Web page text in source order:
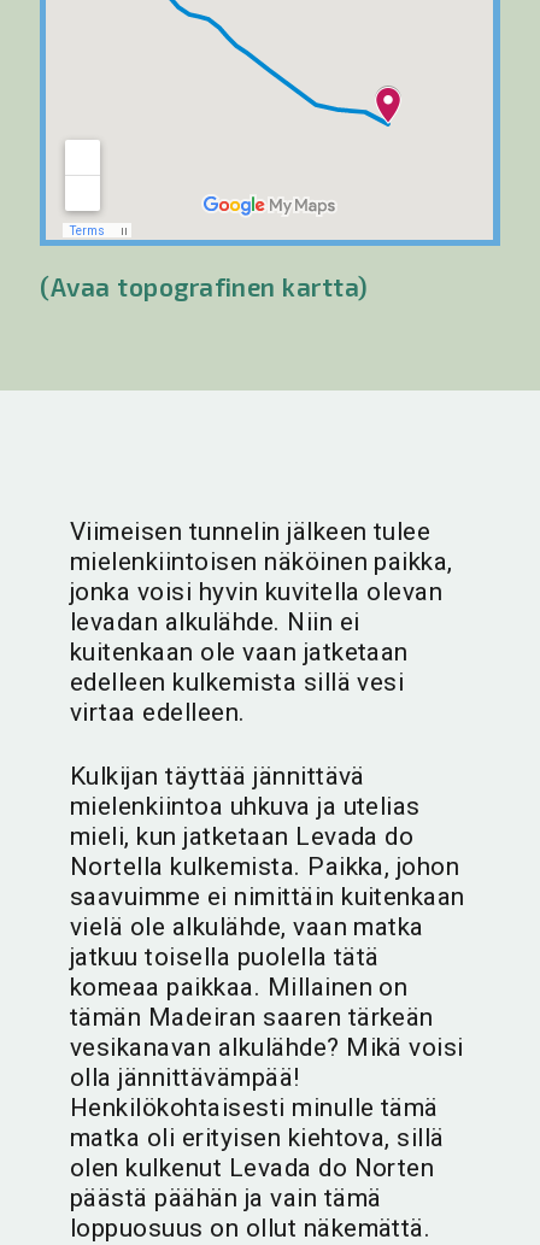
(Avaa topografinen kartta)
Viimeisen tunnelin jälkeen tulee
mielenkiintoisen näköinen paikka,
jonka voisi hyvin kuvitella olevan
levadan alkulähde. Niin ei
kuitenkaan ole vaan jatketaan
edelleen kulkemista sillä vesi
virtaa edelleen.
Kulkijan täyttää jännittävä
mielenkiintoa uhkuva ja utelias
mieli, kun jatketaan Levada do
Nortella kulkemista. Paikka, johon
saavuimme ei nimittäin kuitenkaan
vielä ole alkulähde, vaan matka
jatkuu toisella puolella tätä
komeaa paikkaa. Millainen on
tämän Madeiran saaren tärkeän
vesikanavan alkulähde? Mikä voisi
olla jännittävämpää!
Henkilökohtaisesti minulle tämä
matka oli erityisen kiehtova, sillä
olen kulkenut Levada do Norten
päästä päähän ja vain tämä
loppuosuus on ollut näkemättä.